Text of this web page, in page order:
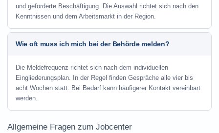
und geförderte Beschäftigung. Die Auswahl richtet sich nach den
Kenntnissen und dem Arbeitsmarkt in der Region.
Wie oft muss ich mich bei der Behörde melden?
Die Meldefrequenz richtet sich nach dem individuellen
Eingliederungsplan. In der Regel finden Gespräche alle vier bis
acht Wochen statt. Bei Bedarf kann häufigerer Kontakt vereinbart
werden.
Allgemeine Fragen zum Jobcenter